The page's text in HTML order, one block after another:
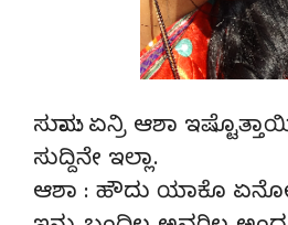
ಸುಮಾ : ಏನ್ರಿ ಆಶಾ
ಸುದ್ದಿನೇ ಇಲ್ಲಾ.
ಆಶಾ : ಹೌದು ಯಾಕೊ ಏನೋ